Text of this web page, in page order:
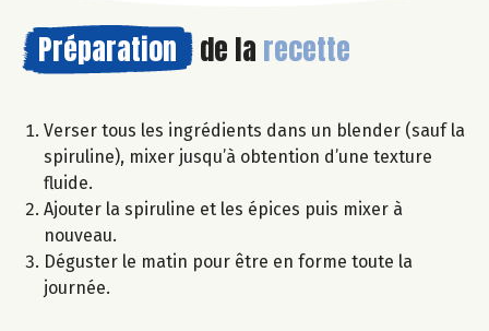
Préparation de la recette
Verser tous les ingrédients dans un blender (sauf la
spiruline), mixer jusqu’à obtention d’une texture
fluide.
Ajouter la spiruline et les épices puis mixer à
nouveau.
Déguster le matin pour être en forme toute la
journée.